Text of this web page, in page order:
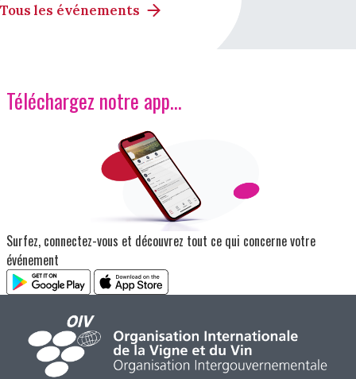
Tous les événements
Téléchargez notre app…
Surfez, connectez-vous et découvrez tout ce qui concerne votre
événement